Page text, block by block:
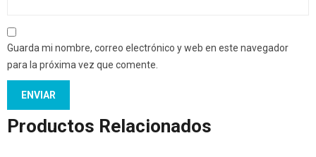
Guarda mi nombre, correo electrónico y web en este navegador
para la próxima vez que comente.
Productos Relacionados